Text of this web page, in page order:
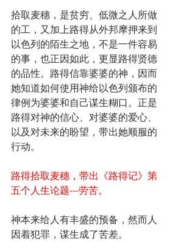
拾取麦穗，是贫穷、低微之人所做
的工，又加上路得从外邦摩押来到
以色列的陌生之地，不是一件容易
的事，也正因如此，更显路得贤德
的品性。路得信靠婆婆的神，因而
她知道如何使用神给以色列颁布的
律例为婆婆和自己谋生糊口。正是
路得对神的信心、对婆婆的爱心、
以及对未来的盼望，带出她顺服的
行动。
路得拾取麦穗，带出《路得记》第
五个人生论题---劳苦。
神本来给人有丰盛的预备，然而人
因着犯罪，谋生成了苦差。